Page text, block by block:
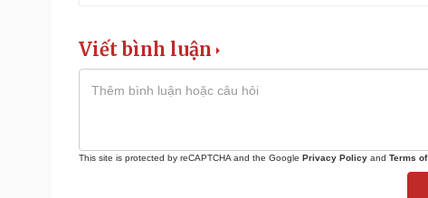
Viết bình luận
This site is protected by reCAPTCHA and the Google Privacy Policy and Terms